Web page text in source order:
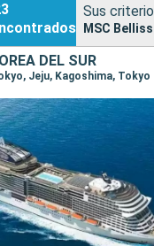
Sus
MSC
DEL SUR
Jeju, Kagoshima, Tokyo